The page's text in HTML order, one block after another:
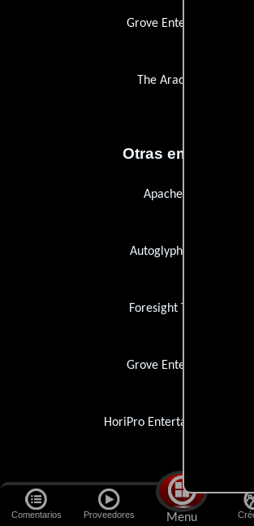
Comentarios Proveedores Menu
Grove Entertainment
The Araca Group
Otras empresas
Apache Digital
Autoglyph Endcrawl
Foresight Theatrical
Grove Entertainment
HoriPro Entertainment Group
Empresas de efectos